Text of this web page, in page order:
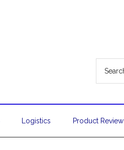
Logistics Product Review